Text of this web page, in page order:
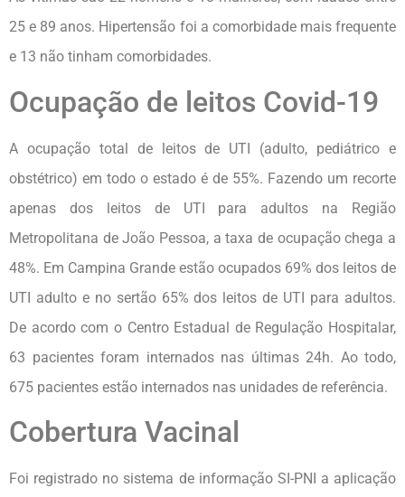
25 e 89 anos. Hipertensão foi a comorbidade mais frequente
e 13 não tinham comorbidades.
Ocupação de leitos Covid-19
A ocupação total de leitos de UTI (adulto, pediátrico e
obstétrico) em todo o estado é de 55%. Fazendo um recorte
apenas dos leitos de UTI para adultos na Região
Metropolitana de João Pessoa, a taxa de ocupação chega a
48%. Em Campina Grande estão ocupados 69% dos leitos de
UTI adulto e no sertão 65% dos leitos de UTI para adultos.
De acordo com o Centro Estadual de Regulação Hospitalar,
63 pacientes foram internados nas últimas 24h. Ao todo,
675 pacientes estão internados nas unidades de referência.
Cobertura Vacinal
Foi registrado no sistema de informação SI-PNI a aplicação